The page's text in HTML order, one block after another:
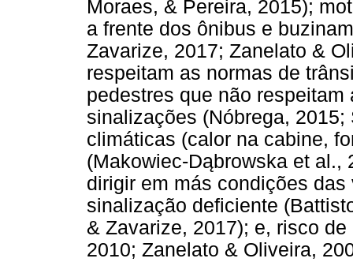
Moraes, & Pereira, 2015);
a frente dos ônibus e
Zavarize, 2017; Zanelato &
respeitam as normas de
pedestres que não
sinalizações (Nóbrega,
climáticas (calor na cabine,
(Makowiec-Dąbrowska et al.,
dirigir em más condições
sinalização deficiente
& Zavarize, 2017); e, risco
2010; Zanelato & Oliveira,